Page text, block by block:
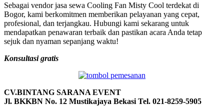
Sebagai vendor jasa sewa Cooling Fan Misty Cool terdekat di
Bogor, kami berkomitmen memberikan pelayanan yang cepat,
profesional, dan terjangkau. Hubungi kami sekarang untuk
mendapatkan penawaran terbaik dan pastikan acara Anda tetap
sejuk dan nyaman sepanjang waktu!
Konsultasi gratis
CV.BINTANG SARANA EVENT
Jl. BKKBN No. 12 Mustikajaya Bekasi Tel. 021-8259-5905